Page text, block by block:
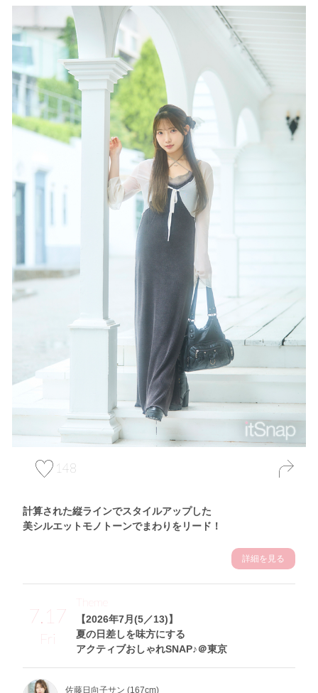
148
計算された縦ラインでスタイルアップした
美シルエットモノトーンでまわりをリード！
詳細を見る
7.17
Fri
【2026年7月(5／13)】
夏の日差しを味方にする
アクティブおしゃれSNAP♪＠東京
Theme
佐藤日向子サン (167cm)